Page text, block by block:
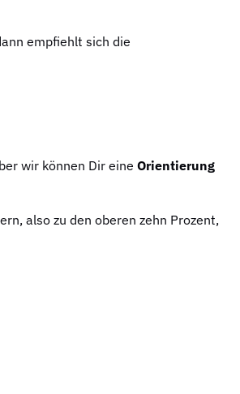
empfiehlt sich die
wir können Dir eine Orientierung
also zu den oberen zehn Prozent,